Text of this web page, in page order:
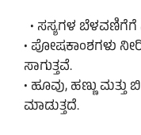
• ಸಸ್ಯಗಳ ಬೆಳವಣಿಗೆಗೆ
• ಪೋಷಕಾಂಶಗಳು
ಸಾಗುತ್ತವೆ.
• ಹೂವು, ಹಣ್ಣು
ಮಾಡುತ್ತದೆ.